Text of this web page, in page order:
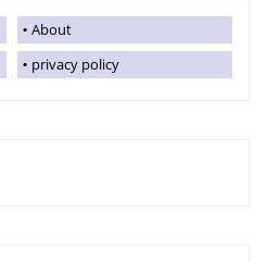
About
privacy policy